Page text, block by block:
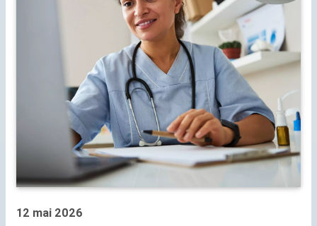
12 mai 2026